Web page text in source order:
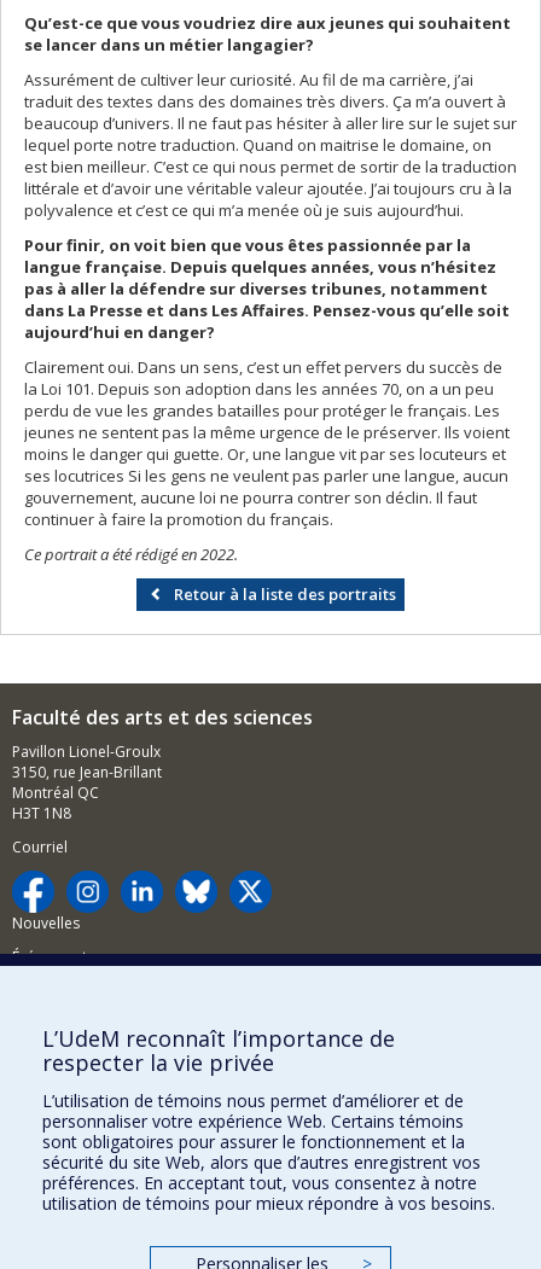
Qu’est-ce que vous voudriez dire aux jeunes qui souhaitent
se lancer dans un métier langagier?
Assurément de cultiver leur curiosité. Au fil de ma carrière, j’ai
traduit des textes dans des domaines très divers. Ça m’a ouvert à
beaucoup d’univers. Il ne faut pas hésiter à aller lire sur le sujet sur
lequel porte notre traduction. Quand on maitrise le domaine, on
est bien meilleur. C’est ce qui nous permet de sortir de la traduction
littérale et d’avoir une véritable valeur ajoutée. J’ai toujours cru à la
polyvalence et c’est ce qui m’a menée où je suis aujourd’hui.
Pour finir, on voit bien que vous êtes passionnée par la
langue française. Depuis quelques années, vous n’hésitez
pas à aller la défendre sur diverses tribunes, notamment
dans La Presse et dans Les Affaires. Pensez-vous qu’elle soit
aujourd’hui en danger?
Clairement oui. Dans un sens, c’est un effet pervers du succès de
la Loi 101. Depuis son adoption dans les années 70, on a un peu
perdu de vue les grandes batailles pour protéger le français. Les
jeunes ne sentent pas la même urgence de le préserver. Ils voient
moins le danger qui guette. Or, une langue vit par ses locuteurs et
ses locutrices Si les gens ne veulent pas parler une langue, aucun
gouvernement, aucune loi ne pourra contrer son déclin. Il faut
continuer à faire la promotion du français.
Ce portrait a été rédigé en 2022.
Retour à la liste des portraits
Faculté des arts et des sciences
Pavillon Lionel-Groulx
3150, rue Jean-Brillant
Montréal QC
H3T 1N8
Courriel
Nouvelles
Événements
BESOIN D'AIDE?
Plan du site
Signaler une erreur
Accessibilité
FACULTÉ DES ARTS ET DES SCIENCES
L’UdeM reconnaît l’importance de
respecter la vie privée
L’utilisation de témoins nous permet d’améliorer et de
personnaliser votre expérience Web. Certains témoins
sont obligatoires pour assurer le fonctionnement et la
sécurité du site Web, alors que d’autres enregistrent vos
préférences. En acceptant tout, vous consentez à notre
utilisation de témoins pour mieux répondre à vos besoins.
Personnaliser les >